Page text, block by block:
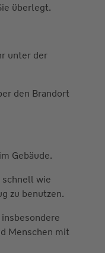
überlegt.
unter der
den Brandort
Gebäude.
schnell wie
zu benutzen.
Menschen mit